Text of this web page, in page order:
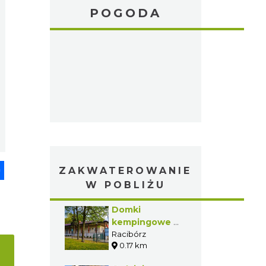
POGODA
ZAKWATEROWANIE
W POBLIŻU
Domki
kempingowe w
Raciborzu-
Oborze
Racibórz
0.17 km